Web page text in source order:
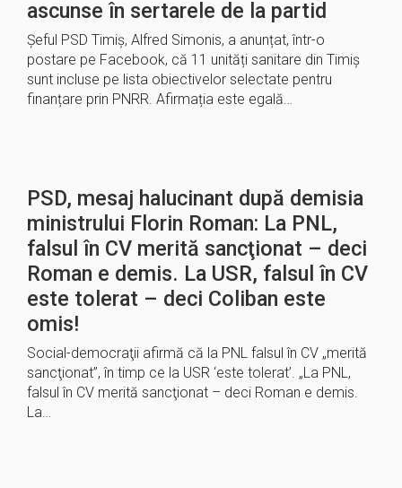
ascunse în sertarele de la partid
Șeful PSD Timiș, Alfred Simonis, a anunțat, într-o
postare pe Facebook, că 11 unități sanitare din Timiș
sunt incluse pe lista obiectivelor selectate pentru
finanțare prin PNRR. Afirmația este egală…
PSD, mesaj halucinant după demisia
ministrului Florin Roman: La PNL,
falsul în CV merită sancţionat – deci
Roman e demis. La USR, falsul în CV
este tolerat – deci Coliban este
omis!
Social-democraţii afirmă că la PNL falsul în CV „merită
sancţionat”, în timp ce la USR ‘este tolerat’. „La PNL,
falsul în CV merită sancţionat – deci Roman e demis.
La…